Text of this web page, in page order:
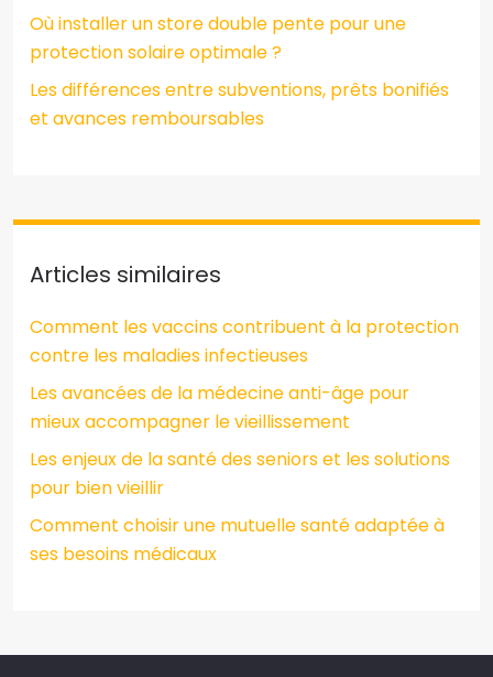
Où installer un store double pente pour une
protection solaire optimale ?
Les différences entre subventions, prêts bonifiés
et avances remboursables
Articles similaires
Comment les vaccins contribuent à la protection
contre les maladies infectieuses
Les avancées de la médecine anti-âge pour
mieux accompagner le vieillissement
Les enjeux de la santé des seniors et les solutions
pour bien vieillir
Comment choisir une mutuelle santé adaptée à
ses besoins médicaux